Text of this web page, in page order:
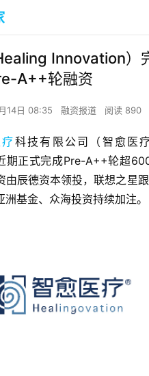
Innovation）
A++轮融资
14日 08:35 融资报道 阅读 890
科技有限公司（智愈医疗
期正式完成Pre-A++轮超
由辰德资本领投，联想之星
基金、众海投资持续加注。